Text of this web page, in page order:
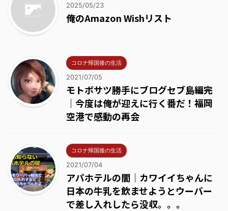
2025/05/23
俺のAmazon Wishリスト
コロナ帰国後の生活
2021/07/05
モトボサツ勝手にブログセブ島編完
｜今度は俺が迎えに行く番だ！福岡
空港で感動の再会
コロナ帰国後の生活
2021/07/04
アパホテルの闇｜カワイイちゃんに
日本の牛乳を飲ませようとウーバー
で差し入れしたら没収。。。